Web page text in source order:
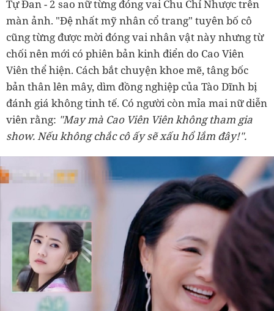
Tự Đan - 2 sao nữ từng đóng vai Chu Chỉ Nhược trên
màn ảnh. "Đệ nhất mỹ nhân cổ trang" tuyên bố cô
cũng từng được mời đóng vai nhân vật này nhưng từ
chối nên mới có phiên bản kinh điển do Cao Viên
Viên thể hiện. Cách bắt chuyện khoe mẽ, tâng bốc
bản thân lên mây, dìm đồng nghiệp của Tào Dĩnh bị
đánh giá không tinh tế. Có người còn mỉa mai nữ diễn
viên rằng: "May mà Cao Viên Viên không tham gia
show. Nếu không chắc cô ấy sẽ xấu hổ lắm đây!".